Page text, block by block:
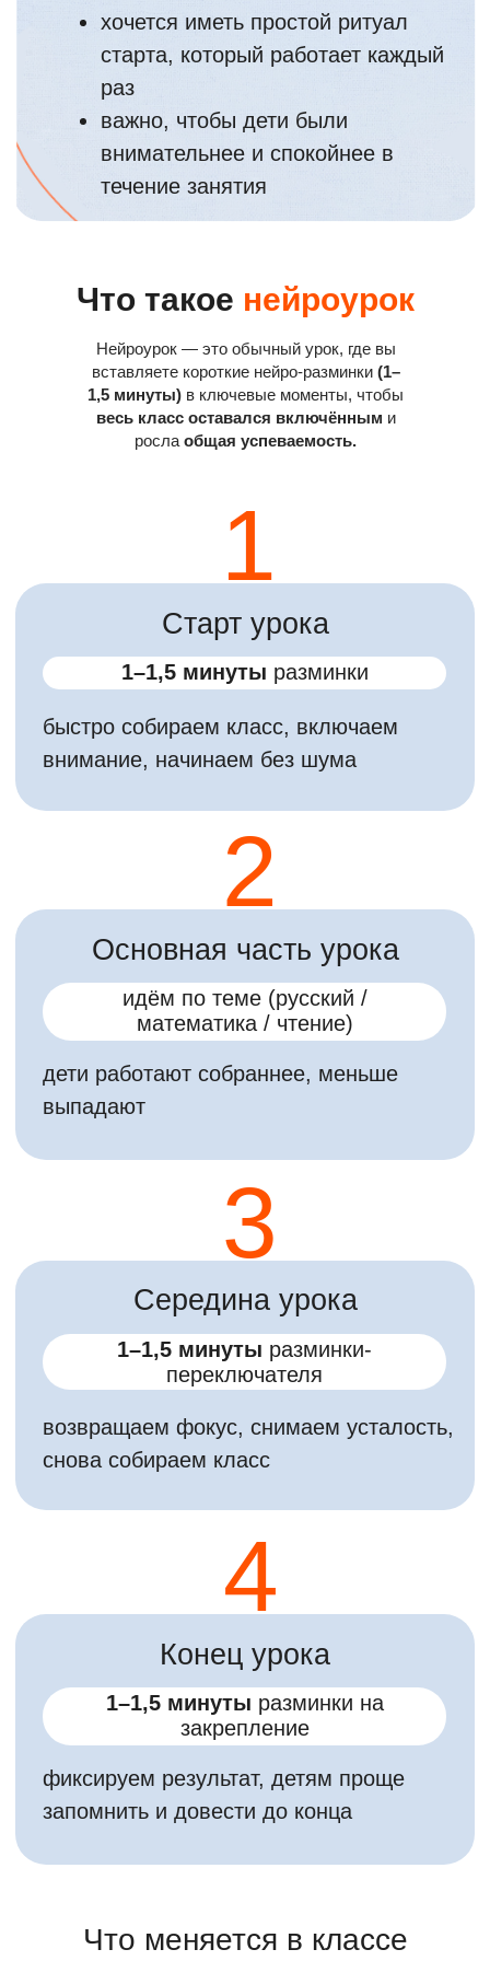
Нейроурок — это обычный урок, где вы
вставляете короткие нейро-разминки (1–
1,5 минуты) в ключевые моменты, чтобы
весь класс оставался включённым и
росла общая успеваемость.
Что такое нейроурок
1–1,5 минуты
закрепление
фиксируем результат, детям проще
запомнить и довести до конца
Конец урока
урок начинается спокойно и
дети дольше держат внимание
меньше выпавших и отстающих
больше детей успевают за урок →
Простое, динамичное упражнение
для активизации внимания и
включения мышления.
не совпадают. Мозгу приходится
удерживать сразу две разные
задачи.
«Количество – цифра»
количество углов у фигуры
👄 Вслух произносит цифру, которая
написана внутри фигуры
Например:
называем цифру, указанную внутри
Как выполняется
упражнение:
⭐️Когда? В начале любого урока или
Пример проведения
нейроразминки в
Важно